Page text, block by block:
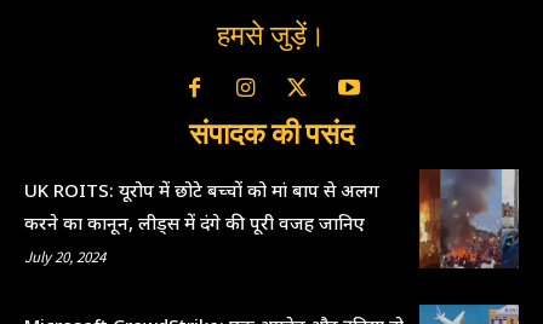
हमसे जुड़ें।
संपादक की पसंद
UK ROITS: यूरोप में छोटे बच्चों को मां बाप से अलग
करने का कानून, लीड्स में दंगे की पूरी वजह जानिए
July 20, 2024